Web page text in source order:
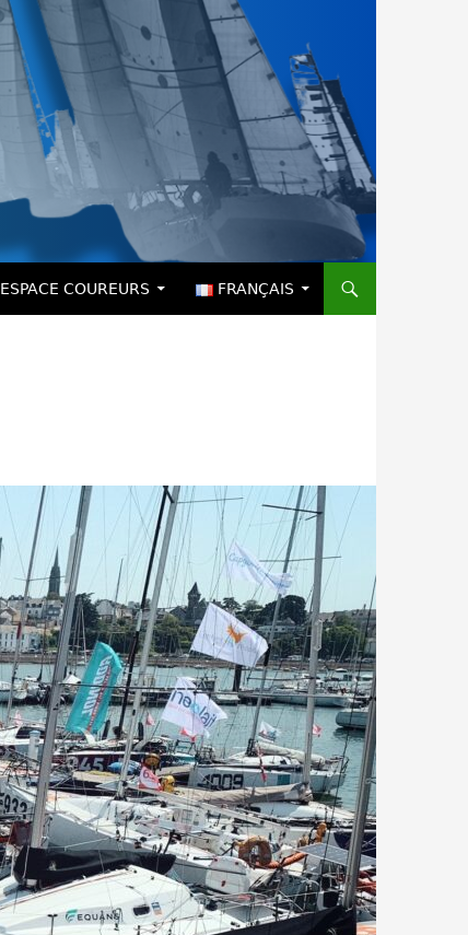
ESPACE COUREURS FRANÇAIS